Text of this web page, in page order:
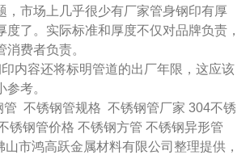
，市场上几乎很少有厂家管身钢印有厚
度了。实际标准和厚度不仅对品牌负责，
费者负责。
内容还将标明管道的出厂年限，这应该
考。
管 不锈钢管规格 不锈钢管厂家 304不锈
锈钢管价格 不锈钢方管 不锈钢异形管
市鸿高跃金属材料有限公司整理提供，